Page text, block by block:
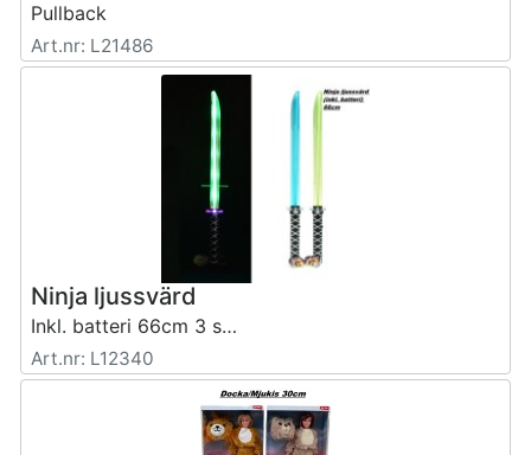
Pullback
Art.nr: L21486
Ninja ljussvärd
Inkl. batteri 66cm 3 sort.
Art.nr: L12340